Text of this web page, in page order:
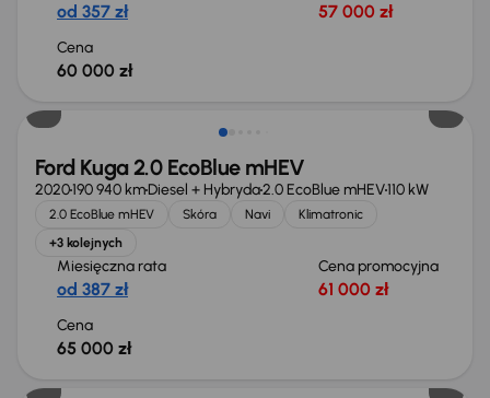
od 357 zł 57 000 zł
Cena
60 000 zł
Ford Kuga 2.0 EcoBlue mHEV
2020190 940 kmDiesel + Hybryda2.0 EcoBlue mHEV110 kW
2.0 EcoBlue mHEV Skóra Navi
Klimatronic
+3 kolejnych
Miesięczna rata
od 387 zł
Cena promocyjna
61 000 zł
Cena
65 000 zł